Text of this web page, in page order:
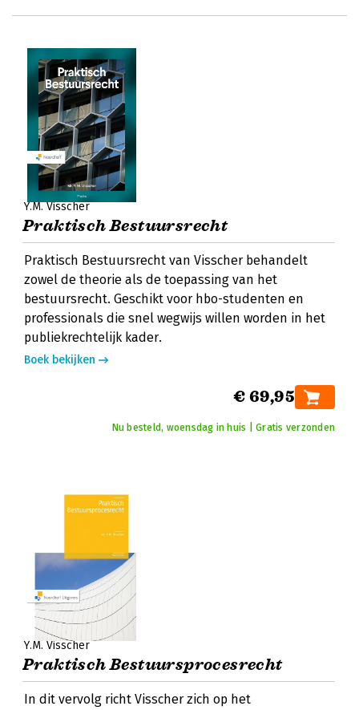
Y.M. Visscher
Praktisch Bestuursrecht
Praktisch Bestuursrecht van Visscher behandelt
zowel de theorie als de toepassing van het
bestuursrecht. Geschikt voor hbo-studenten en
professionals die snel wegwijs willen worden in het
publiekrechtelijk kader.
Boek bekijken
€ 69,95
Nu besteld, woensdag in huis | Gratis verzonden
Y.M. Visscher
Praktisch Bestuursprocesrecht
In dit vervolg richt Visscher zich op het